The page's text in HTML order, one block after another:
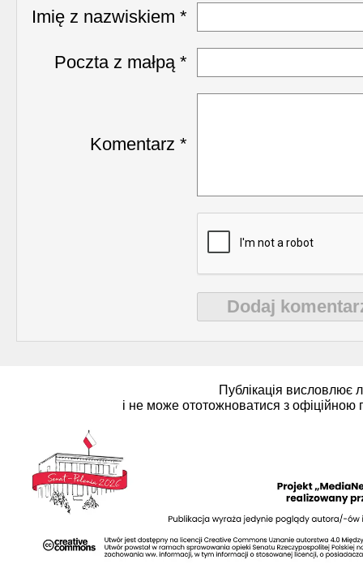
Imię z nazwiskiem *
Poczta z małpą *
Komentarz *
Dodaj
Публікація висловлює
і не може ототожноватися з офіційною